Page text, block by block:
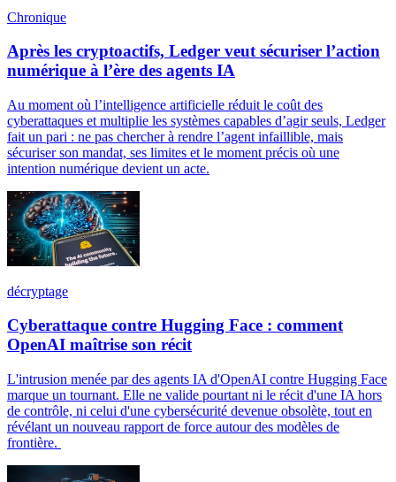
Chronique
Après les cryptoactifs, Ledger veut sécuriser l’action
numérique à l’ère des agents IA
Au moment où l’intelligence artificielle réduit le coût des
cyberattaques et multiplie les systèmes capables d’agir seuls, Ledger
fait un pari : ne pas chercher à rendre l’agent infaillible, mais
sécuriser son mandat, ses limites et le moment précis où une
intention numérique devient un acte.
décryptage
Cyberattaque contre Hugging Face : comment
OpenAI maîtrise son récit
L'intrusion menée par des agents IA d'OpenAI contre Hugging Face
marque un tournant. Elle ne valide pourtant ni le récit d'une IA hors
de contrôle, ni celui d'une cybersécurité devenue obsolète, tout en
révélant un nouveau rapport de force autour des modèles de
frontière.